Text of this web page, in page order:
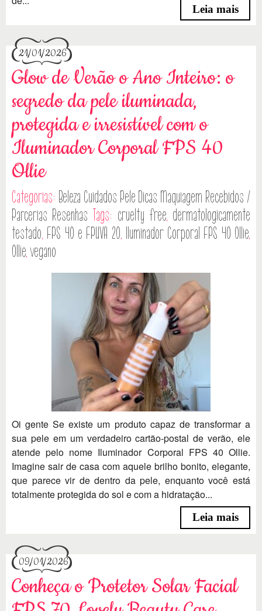
Leia mais
21/01/2026
Glow de Verão o Ano Inteiro: o
segredo da pele iluminada,
protegida e irresistível com o
Iluminador Corporal FPS 40
Ollie
Categorias: Beleza Cuidados Pele Dicas Maquiagem Recebidos /
Parcerias Resenhas Tags: cruelty free, dermatologicamente
testado, FPS 40 e FPUVA 20, Iluminador Corporal FPS 40 Ollie,
Ollie,vegano
Oi gente Se existe um produto capaz de transformar a
sua pele em um verdadeiro cartão-postal de verão, ele
atende pelo nome Iluminador Corporal FPS 40 Ollie.
Imagine sair de casa com aquele brilho bonito, elegante,
que parece vir de dentro da pele, enquanto você está
totalmente protegida do sol e com a hidratação...
Leia mais
09/01/2026
Conheça o Protetor Solar Facial